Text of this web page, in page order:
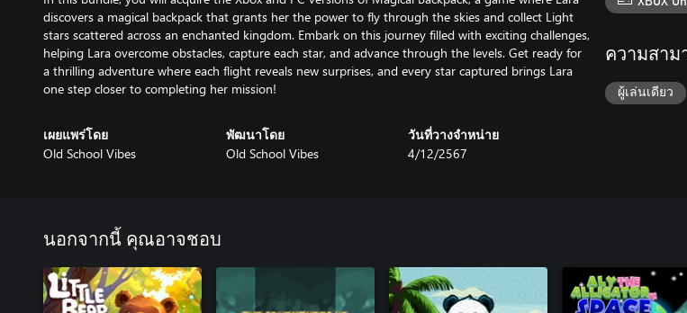
discovers a magical backpack that grants her the power to fly through the skies and collect Light
stars scattered across an enchanted kingdom. Embark on this journey filled with exciting challenges,
helping Lara overcome obstacles, capture each star, and advance through the levels. Get ready for
a thrilling adventure where each flight reveals new surprises, and every star captured brings Lara
one step closer to completing her mission!
เผยแพร่โดย
Old School Vibes
พัฒนาโดย
Old School Vibes
วันที่วางจำหน่าย
4/12/2567
ความสาม
ผู้เล่นเดียว
นอกจากนี้ คุณอาจชอบ